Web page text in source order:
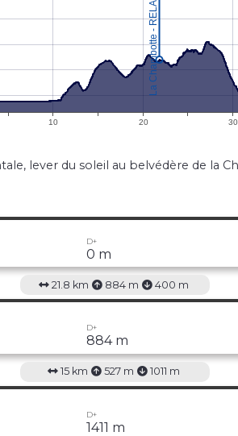
lever du soleil au belvédère de la
D+
0 m
21.8 km 884 m 400 m
D+
884 m
15 km 527 m 1011 m
D+
1411 m